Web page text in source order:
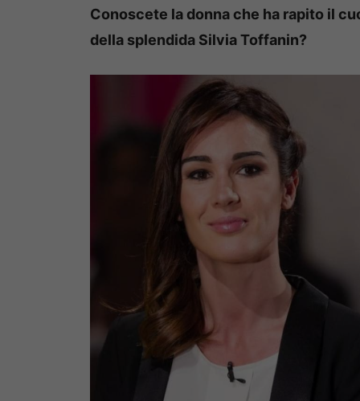
Conoscete la donna che ha rapito il
della splendida Silvia Toffanin?